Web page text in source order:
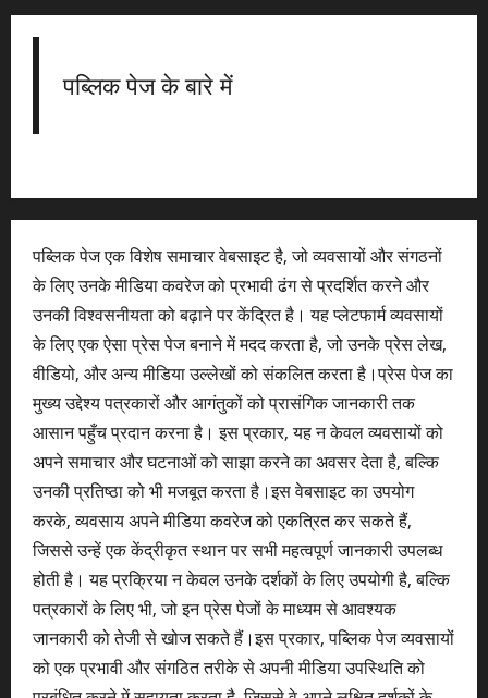
पब्लिक पेज के बारे में
पब्लिक पेज एक विशेष समाचार वेबसाइट है, जो व्यवसायों और संगठनों
के लिए उनके मीडिया कवरेज को प्रभावी ढंग से प्रदर्शित करने और
उनकी विश्वसनीयता को बढ़ाने पर केंद्रित है। यह प्लेटफार्म व्यवसायों
के लिए एक ऐसा प्रेस पेज बनाने में मदद करता है, जो उनके प्रेस लेख,
वीडियो, और अन्य मीडिया उल्लेखों को संकलित करता है।प्रेस पेज का
मुख्य उद्देश्य पत्रकारों और आगंतुकों को प्रासंगिक जानकारी तक
आसान पहुँच प्रदान करना है। इस प्रकार, यह न केवल व्यवसायों को
अपने समाचार और घटनाओं को साझा करने का अवसर देता है, बल्कि
उनकी प्रतिष्ठा को भी मजबूत करता है।इस वेबसाइट का उपयोग
करके, व्यवसाय अपने मीडिया कवरेज को एकत्रित कर सकते हैं,
जिससे उन्हें एक केंद्रीकृत स्थान पर सभी महत्वपूर्ण जानकारी उपलब्ध
होती है। यह प्रक्रिया न केवल उनके दर्शकों के लिए उपयोगी है, बल्कि
पत्रकारों के लिए भी, जो इन प्रेस पेजों के माध्यम से आवश्यक
जानकारी को तेजी से खोज सकते हैं।इस प्रकार, पब्लिक पेज व्यवसायों
को एक प्रभावी और संगठित तरीके से अपनी मीडिया उपस्थिति को